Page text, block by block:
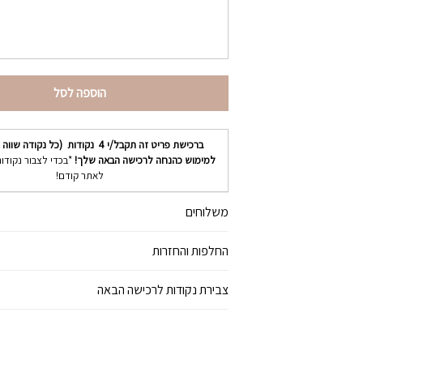
הוספה לסל
ברכישת פריט זה תקבל/י4 נקודות (כל נקודה
למימוש כהנחה לרכישה הבאה שלך! *בכדי לצבור
לאתר קודם!
משלוחים
החלפות והחזרות
צבירת נקודות לרכישה הבאה